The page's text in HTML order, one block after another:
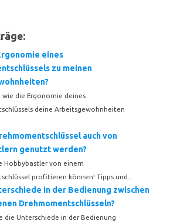
eines
zu meinen
wie die Ergonomie deines
deine Arbeitsgewohnheiten
auch von
genutzt werden?
Hobbybastler von einem
profitieren können! Tipps und...
in der Bedienung zwischen
Drehmomentschlüsseln?
die Unterschiede in der Bedienung